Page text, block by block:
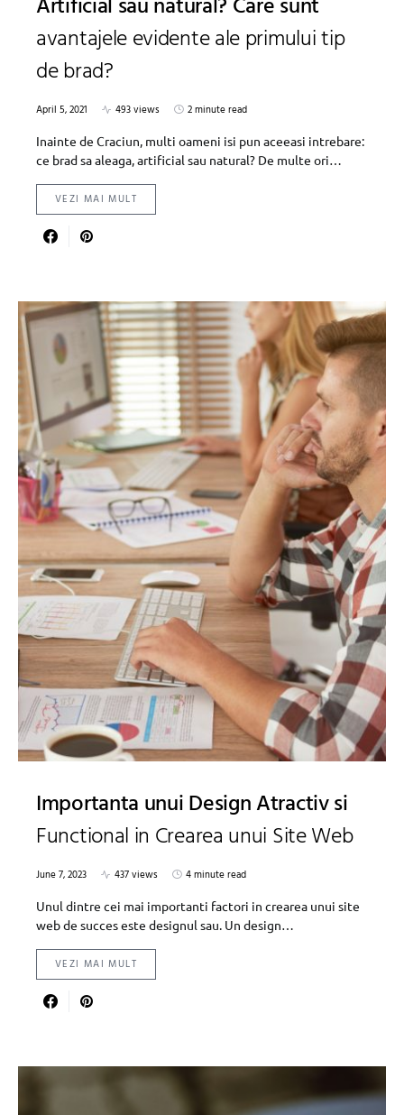
Artificial sau natural? Care sunt
avantajele evidente ale primului tip
de brad?
April 5, 2021 493 views
2 minute read
Inainte de Craciun, multi oameni isi pun aceeasi intrebare:
ce brad sa aleaga, artificial sau natural? De multe ori…
VEZI MAI MULT
Importanta unui Design Atractiv si
Functional in Crearea unui Site Web
June 7, 2023 437 views
4 minute read
Unul dintre cei mai importanti factori in crearea unui site
web de succes este designul sau. Un design…
VEZI MAI MULT